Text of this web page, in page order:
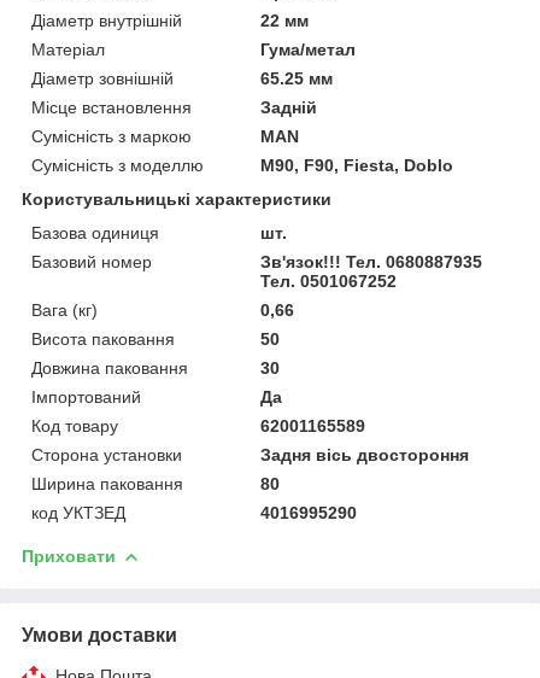
Діаметр внутрішній
22 мм
Матеріал
Гума/метал
Діаметр зовнішній
65.25 мм
Місце встановлення
Задній
Сумісність з маркою
MAN
Сумісність з моделлю
M90, F90, Fiesta, Doblo
Користувальницькі характеристики
Базова одиниця
шт.
Базовий номер
Зв'язок!!! Тел. 0680887935
Тел. 0501067252
Вага (кг)
0,66
Висота паковання
50
Довжина паковання
30
Імпортований
Да
Код товару
62001165589
Сторона установки
Задня вісь двостороння
Ширина паковання
80
код УКТЗЕД
4016995290
Приховати
Умови доставки